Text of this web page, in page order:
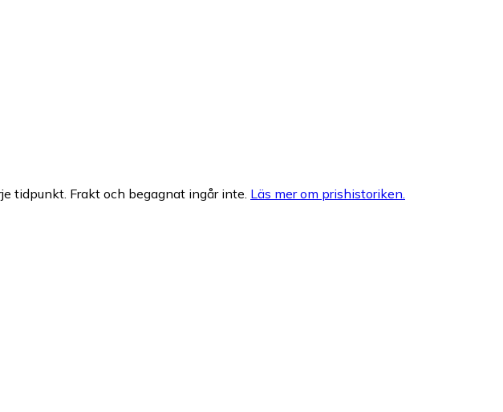
tidpunkt. Frakt och begagnat ingår inte. Läs mer om prishistoriken.